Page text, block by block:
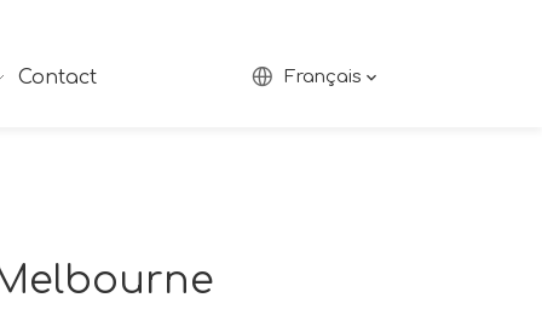
Contact Français